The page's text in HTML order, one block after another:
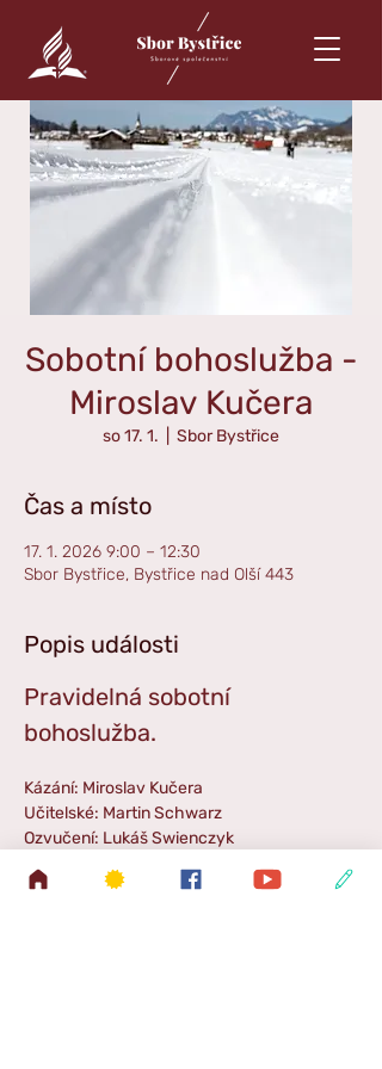
Sobotní bohoslužba -
Miroslav Kučera
so 17. 1. Sbor Bystřice
Čas a místo
17. 1. 2026 9:00 – 12:30
Sbor Bystřice, Bystřice nad Olší 443
Popis události
Pravidelná sobotní
bohoslužba.
Kázání: Miroslav Kučera
Učitelské: Martin Schwarz
Ozvučení: Lukáš Swienczyk
Příběh: Libor Kisza